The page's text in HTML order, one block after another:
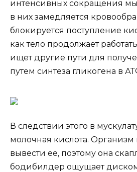
интенсивных сокращения
в них замедляется
блокируется поступление
как тело продолжает
ищет другие пути для
путем синтеза гликогена в
В следствии этого в
молочная кислота. Организм
вывести ее, поэтому она
бодибилдер ощущает